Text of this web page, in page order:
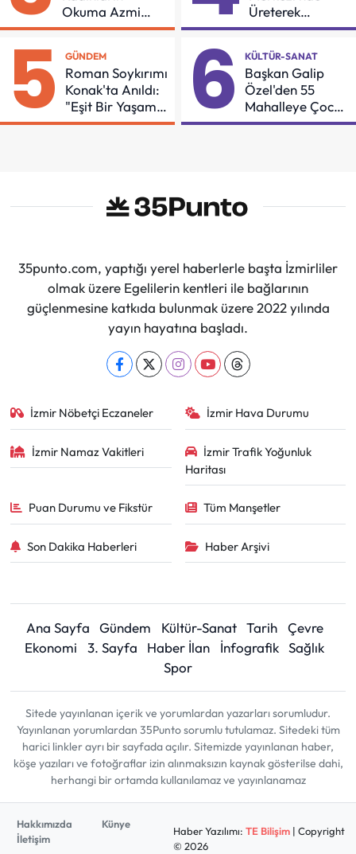
Okuma Azmi
Örnek Oldu
Üreterek
Güçleniyorlar
5 GÜNDEM
Roman Soykırımı
Konak'ta Anıldı:
"Eşit Bir Yaşam
İçin Mücadeleyi
6 KÜLTÜR-SANAT
Başkan Galip
Özel'den 55
Mahalleye Çocuk
Şenliği
35punto.com, yaptığı yerel haberlerle başta İzmirliler
olmak üzere Egelilerin kentleri ile bağlarının
güçlenmesine katkıda bulunmak üzere 2022 yılında
yayın hayatına başladı.
İzmir Nöbetçi Eczaneler İzmir Hava Durumu
İzmir Namaz Vakitleri
İzmir Trafik Yoğunluk
Haritası
Puan Durumu ve Fikstür Tüm Manşetler
Son Dakika Haberleri Haber Arşivi
Ana Sayfa Gündem Kültür-Sanat Tarih
Çevre
Ekonomi
3. Sayfa Haber İlan İnfografik Sağlık
Spor
Sitede yayınlanan içerik ve yorumlardan yazarları sorumludur.
Yayınlanan yorumlardan 35Punto sorumlu tutulamaz. Sitedeki tüm
harici linkler ayrı bir sayfada açılır. Sitemizde yayınlanan haber,
köşe yazıları ve fotoğraflar izin alınmaksızın kaynak gösterilse dahi,
herhangi bir ortamda kullanılamaz ve yayınlanamaz
Hakkımızda
Künye
İletişim
Haber Yazılımı: TE Bilişim| Copyright
© 2026